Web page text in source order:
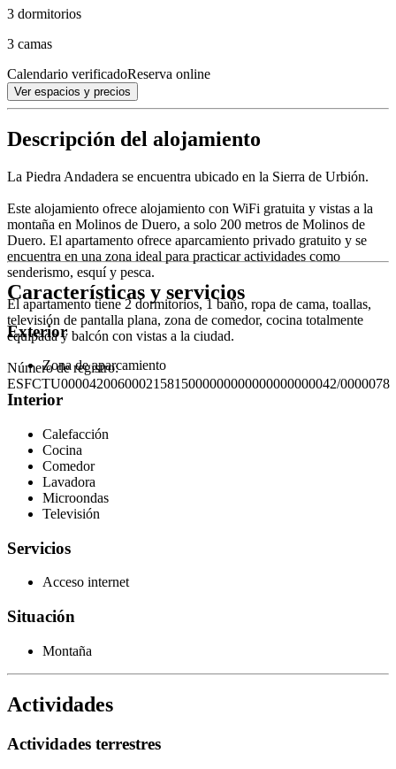
3 dormitorios
3 camas
Calendario verificadoReserva online
Ver espacios y precios
Descripción del alojamiento
La Piedra Andadera se encuentra ubicado en la Sierra de Urbión.
Este alojamiento ofrece alojamiento con WiFi gratuita y vistas a la
montaña en Molinos de Duero, a solo 200 metros de Molinos de
Duero. El apartamento ofrece aparcamiento privado gratuito y se
encuentra en una zona ideal para practicar actividades como
senderismo, esquí y pesca.
El apartamento tiene 2 dormitorios, 1 baño, ropa de cama, toallas,
televisión de pantalla plana, zona de comedor, cocina totalmente
equipada y balcón con vistas a la ciudad.
Número de registro:
ESFCTU000042006000215815000000000000000000042/0000078
Características y servicios
Exterior
Zona de aparcamiento
Interior
Calefacción
Cocina
Comedor
Lavadora
Microondas
Televisión
Servicios
Acceso internet
Situación
Montaña
Actividades
Actividades terrestres